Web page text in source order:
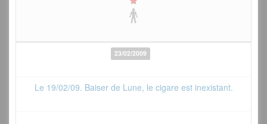
23/02/2009
Le 19/02/09. Baiser de Lune, le cigare est inexistant.